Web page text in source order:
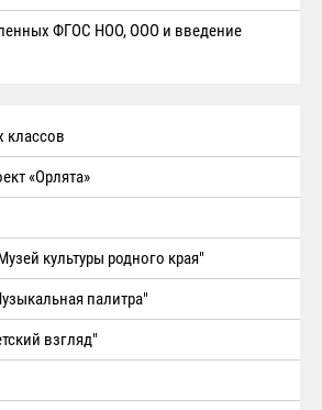
ФГОС НОО, ООО и введение
классов
«Орлята»
культуры родного края"
палитра"
взгляд"